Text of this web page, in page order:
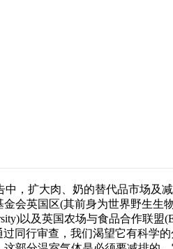
，扩大肉、奶的替代品市场
会英国区(其前身为世界野生生
及英国农场与食品合作联盟
同行审查，我们渴望它有科学